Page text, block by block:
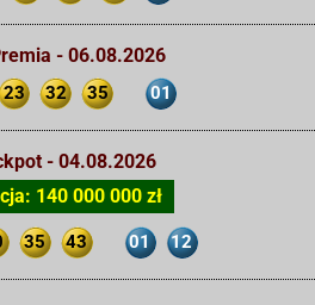
- 06.08.2026
23 32 35 01
- 04.08.2026
140 000 000 zł
35 43 01 12